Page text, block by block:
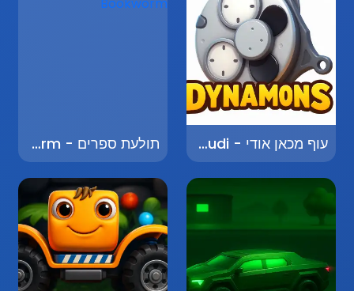
עוף מכאן אודי - Off You Go Oudi תולעת ספרים - Bookworm